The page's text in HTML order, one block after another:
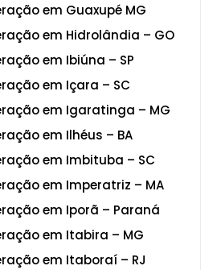
em Guaxupé MG
em Hidrolândia – GO
em Ibiúna – SP
em Içara – SC
em Igaratinga – MG
em Ilhéus – BA
em Imbituba – SC
em Imperatriz – MA
em Iporã – Paraná
em Itabira – MG
em Itaboraí – RJ